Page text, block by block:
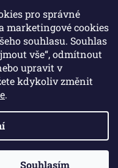
pro správné
marketingové cookies
souhlasu. Souhlas
vše“, odmítnout
upravit v
kdykoliv změnit
.
Souhlasím
práva vyhrazena.